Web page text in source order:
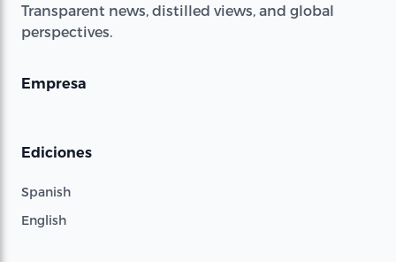
Transparent news, distilled views, and global
perspectives.
Empresa
Ediciones
Spanish
English